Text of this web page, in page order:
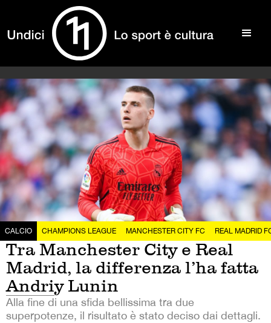
CALCIO CHAMPIONS LEAGUE MANCHESTER CITY FC REAL MADRID
Tra Manchester City e Real
Madrid, la differenza l’ha fatta
Andriy Lunin
Alla fine di una sfida bellissima tra due
superpotenze, il risultato è stato deciso dai dettagli.